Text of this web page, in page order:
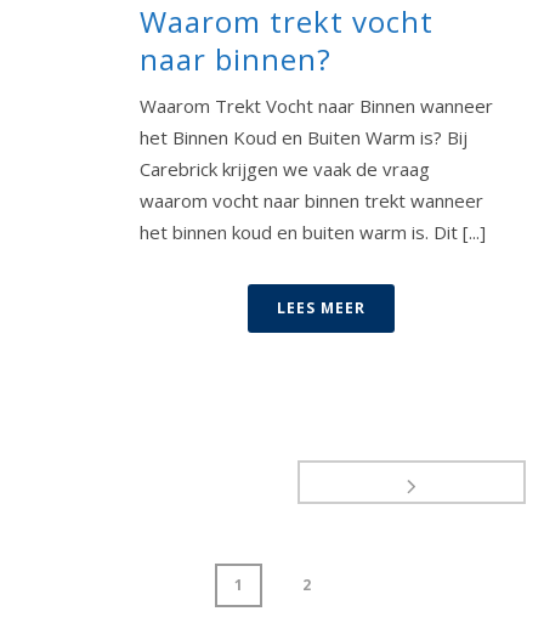
Waarom trekt vocht
naar binnen?
Waarom Trekt Vocht naar Binnen wanneer
het Binnen Koud en Buiten Warm is? Bij
Carebrick krijgen we vaak de vraag
waarom vocht naar binnen trekt wanneer
het binnen koud en buiten warm is. Dit [...]
LEES MEER
1 2